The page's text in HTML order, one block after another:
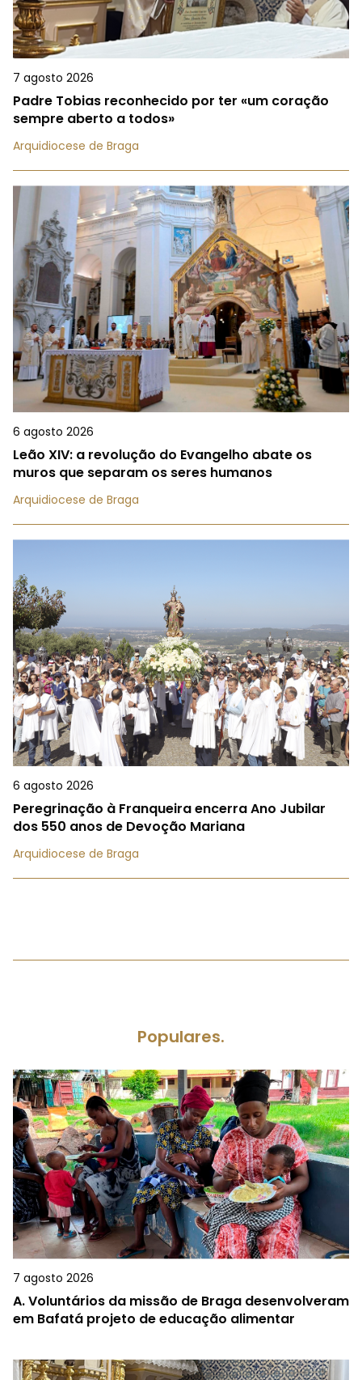
7 agosto 2026
Padre Tobias reconhecido por ter «um coração
sempre aberto a todos»
Arquidiocese de Braga
6 agosto 2026
Leão XIV: a revolução do Evangelho abate os
muros que separam os seres humanos
Arquidiocese de Braga
6 agosto 2026
Peregrinação à Franqueira encerra Ano Jubilar
dos 550 anos de Devoção Mariana
Arquidiocese de Braga
Populares.
7 agosto 2026
A.Voluntários da missão de Braga desenvolveram
em Bafatá projeto de educação alimentar